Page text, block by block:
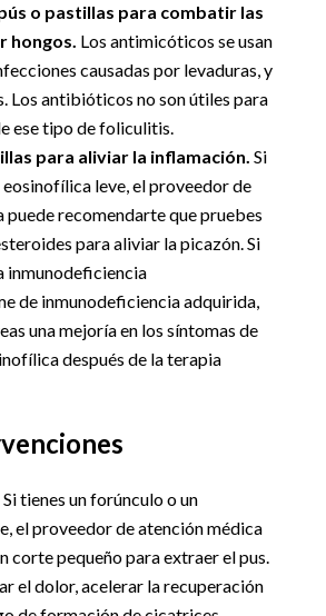
o pastillas para combatir las
hongos. Los antimicóticos se usan
causadas por levaduras, y
Los antibióticos no son útiles para
ese tipo de foliculitis.
para aliviar la inflamación. Si
leve, el proveedor de
puede recomendarte que pruebes
para aliviar la picazón. Si
inmunodeficiencia
de inmunodeficiencia adquirida,
una mejoría en los síntomas de
después de la terapia
Si tienes un forúnculo o un
el proveedor de atención médica
corte pequeño para extraer el pus.
el dolor, acelerar la recuperación